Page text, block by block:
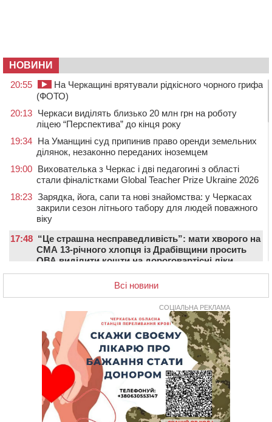
НОВИНИ
20:55
На Черкащині врятували рідкісного чорного грифа
(ФОТО)
20:13 Черкаси виділять близько 20 млн грн на роботу
ліцею “Перспектива” до кінця року
19:34 На Уманщині суд припинив право оренди земельних
ділянок, незаконно переданих іноземцем
19:00 Вихователька з Черкас і дві педагогині з області
стали фіналістками Global Teacher Prize Ukraine 2026
18:23 Зарядка, йога, сапи та нові знайомства: у Черкасах
закрили сезон літнього табору для людей поважного
віку
17:48 “Це страшна несправедливість”: мати хворого на
СМА 13-річного хлопця із Драбівщини просить
ОВА виділити кошти на дороговартісні ліки
На Уманщині судитимуть колишню очільницю відділу
освіти через закупівлю електрики за завищеною
У Черкасах провели в останню путь двох
загиблих воїнів
До 1 вересня у Черкасах оновлюють дорожню
розмітку біля навчальних закладів (ФОТОФАКТ)
На честь загиблого захисника і чемпіона світу в
Черкасах відкрили спортивно-реабілітаційний центр
На Звенигородщині, попри заборону міськради,
проведуть “Ше.Fest”
Всі новини
СОЦІАЛЬНА РЕКЛАМА